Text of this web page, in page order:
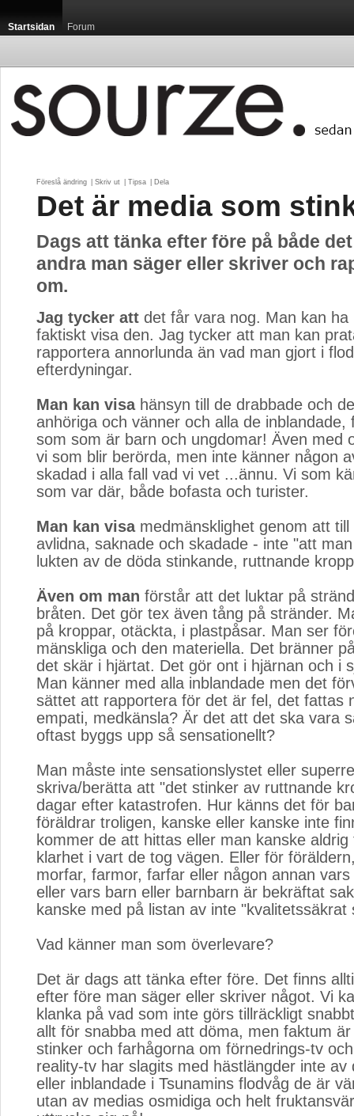
Startsidan Forum
Föreslå ändring Skriv ut Tipsa Dela
Det är media som
Dags att tänka efter före på både
andra man säger eller skriver och
om.
Jag tycker att det får vara nog. Man kan ha
faktiskt visa den. Jag tycker att man kan
rapportera annorlunda än vad man gjort i
efterdyningar.
Man kan visahänsyn till de drabbade och
anhöriga och vänner och alla de inblandade,
som som är barn och ungdomar! Även med
vi som blir berörda, men inte känner någon
skadad i alla fall vad vi vet ...ännu. Vi som
som var där, både bofasta och turister.
Man kan visamedmänsklighet genom att till
avlidna, saknade och skadade - inte "att
lukten av de döda stinkande, ruttnande
Även om man förstår att det luktar på
bråten. Det gör tex även tång på stränder.
på kroppar, otäckta, i plastpåsar. Man ser
mänskliga och den materiella. Det bränner
det skär i hjärtat. Det gör ont i hjärnan och i
Man känner med alla inblandade men det
sättet att rapportera för det är fel, det fattas
empati, medkänsla? Är det att det ska vara
oftast byggs upp så sensationellt?
Man måste inte sensationslystet eller
skriva/berätta att "det stinker av ruttnande
dagar efter katastrofen. Hur känns det för
föräldrar troligen, kanske eller kanske inte
kommer de att hittas eller man kanske aldrig
klarhet i vart de tog vägen. Eller för
morfar, farmor, farfar eller någon annan
eller vars barn eller barnbarn är bekräftat
kanske med på listan av inte "kvalitetssäkrat
Vad känner man som överlevare?
Det är dags att tänka efter före. Det finns
efter före man säger eller skriver något. Vi
klanka på vad som inte görs tillräckligt
allt för snabba med att döma, men faktum
stinker och farhågorna om förnedrings-tv
reality-tv har slagits med hästlängder inte av
eller inblandade i Tsunamins flodvåg de är
utan av medias osmidiga och helt